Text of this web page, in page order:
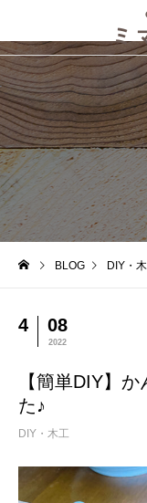
BLOG DIY・
4 08
2022
【簡単DIY】
た♪
DIY・木工